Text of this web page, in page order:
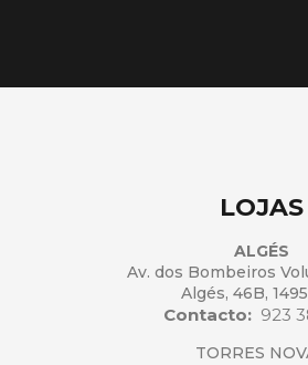
LOJAS
ALGÉS
Av. dos Bombeiros
Algés, 46B,
Contacto: 923
TORRES